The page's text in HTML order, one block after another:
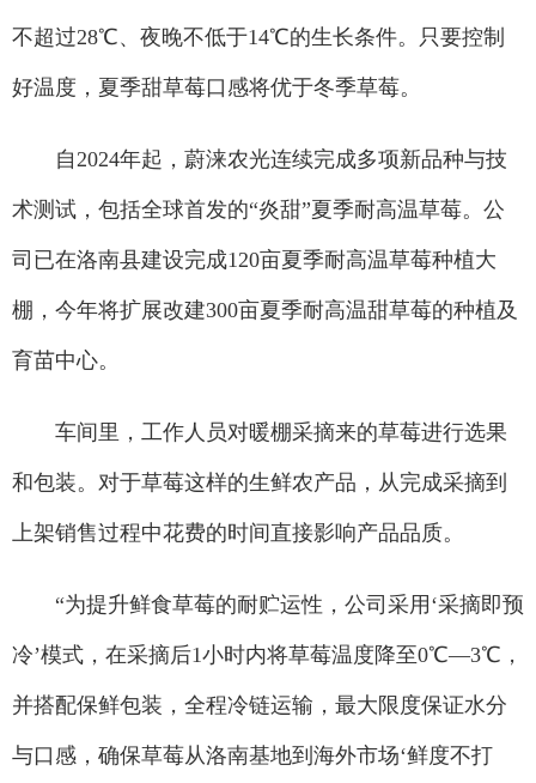
不超过28℃、夜晚不低于14℃的生长条件。只要控制
好温度，夏季甜草莓口感将优于冬季草莓。
自2024年起，蔚涞农光连续完成多项新品种与技
术测试，包括全球首发的“炎甜”夏季耐高温草莓。公
司已在洛南县建设完成120亩夏季耐高温草莓种植大
棚，今年将扩展改建300亩夏季耐高温甜草莓的种植及
育苗中心。
车间里，工作人员对暖棚采摘来的草莓进行选果
和包装。对于草莓这样的生鲜农产品，从完成采摘到
上架销售过程中花费的时间直接影响产品品质。
“为提升鲜食草莓的耐贮运性，公司采用‘采摘即预
冷’模式，在采摘后1小时内将草莓温度降至0℃—3℃，
并搭配保鲜包装，全程冷链运输，最大限度保证水分
与口感，确保草莓从洛南基地到海外市场‘鲜度不打